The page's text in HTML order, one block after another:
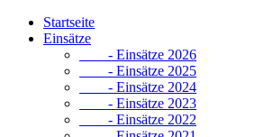
Startseite
Einsätze
- Einsätze 2026
- Einsätze 2025
- Einsätze 2024
- Einsätze 2023
- Einsätze 2022